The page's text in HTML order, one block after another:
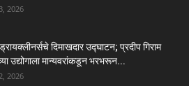
2026
ड्रायक्लीनर्सचे दिमाखदार उद्घाटन; प्रदीप गिराम
उद्योगाला मान्यवरांकडून भरभरून...
2026